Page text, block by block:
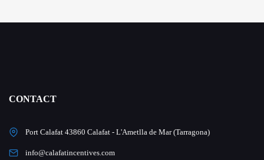
CONTACT
Port Calafat 43860 Calafat - L'Ametlla de Mar (Tarragona)
info@calafatincentives.com